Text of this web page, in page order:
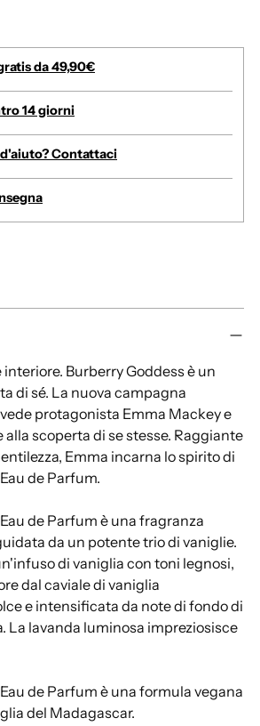
da 49,90€
14 giorni
Contattaci
Burberry Goddess è un
di sé. La nuova campagna
protagonista Emma Mackey e
alla scoperta di se stesse. Raggiante
Emma incarna lo spirito di
de Parfum.
de Parfum è una fragranza
da un potente trio di vaniglie.
di vaniglia con toni legnosi,
dal caviale di vaniglia
e intensificata da note di fondo di
La lavanda luminosa impreziosisce
de Parfum è una formula vegana
del Madagascar.